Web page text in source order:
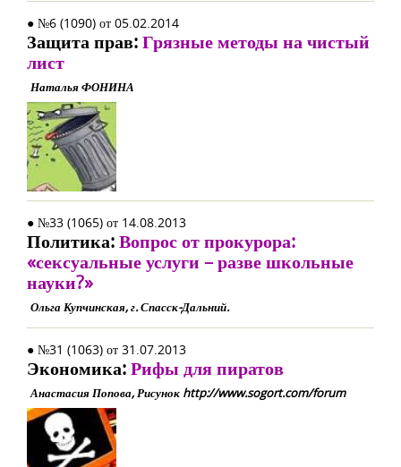
● №6 (1090) от 05.02.2014
Защита прав:Грязные методы на чистый
лист
Наталья ФОНИНА
● №33 (1065) от 14.08.2013
Политика:Вопрос от прокурора:
«сексуальные услуги – разве школьные
науки?»
Ольга Купчинская, г. Спасск-Дальний.
● №31 (1063) от 31.07.2013
Экономика:Рифы для пиратов
Анастасия Попова, Рисунок http://www.sogort.com/forum